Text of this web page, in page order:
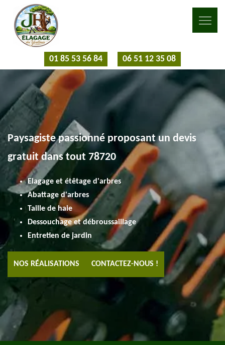
01 85 53 56 84 06 51 12 35 08
Paysagiste passionné proposant un devis
gratuit dans tout 78720
Elagage et étêtage d'arbres
Abattage d'arbres
Taille de haie
Dessouchage et débroussaillage
Entretien de jardin
NOS RÉALISATIONS CONTACTEZ-NOUS !